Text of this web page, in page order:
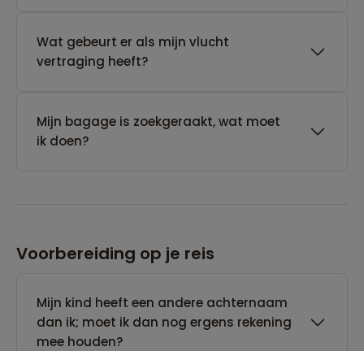
Wat gebeurt er als mijn vlucht
vertraging heeft?
Mijn bagage is zoekgeraakt, wat moet
ik doen?
Voorbereiding op je reis
Mijn kind heeft een andere achternaam
dan ik; moet ik dan nog ergens rekening
mee houden?